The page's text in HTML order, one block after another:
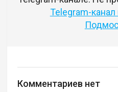
Telegram-
Комментариев нет